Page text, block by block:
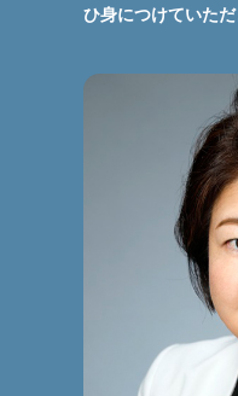
ひ身につけていただ